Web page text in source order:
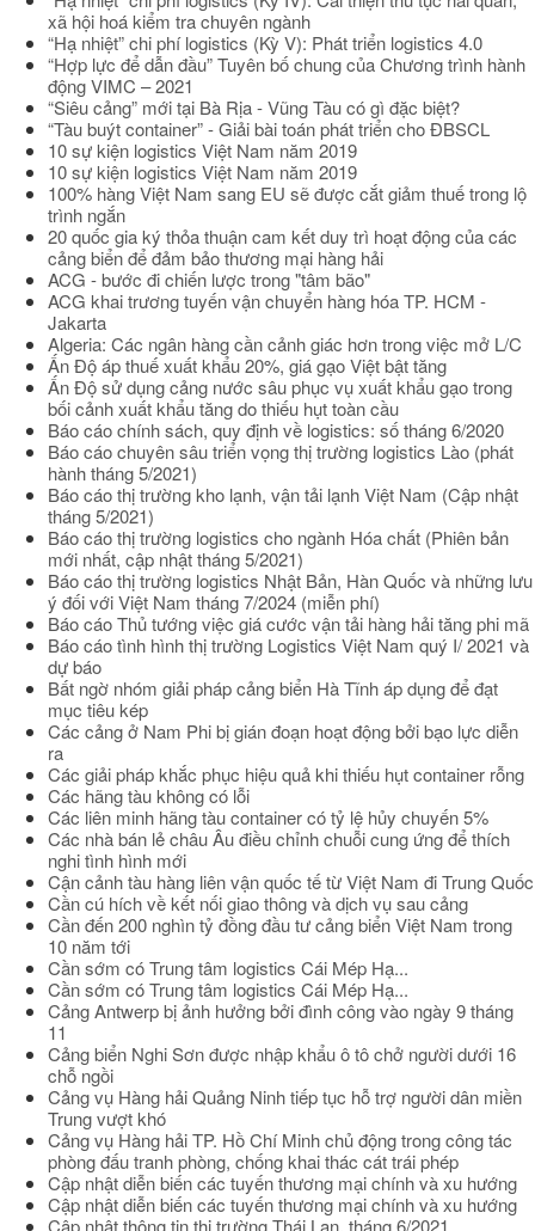
xã hội hoá kiểm tra chuyên ngành
“Hạ nhiệt” chi phí logistics (Kỳ V): Phát triển logistics 4.0
“Hợp lực để dẫn đầu” Tuyên bố chung của Chương trình hành
động VIMC – 2021
“Siêu cảng” mới tại Bà Rịa - Vũng Tàu có gì đặc biệt?
“Tàu buýt container” - Giải bài toán phát triển cho ĐBSCL
10 sự kiện logistics Việt Nam năm 2019
10 sự kiện logistics Việt Nam năm 2019
100% hàng Việt Nam sang EU sẽ được cắt giảm thuế trong lộ
trình ngắn
20 quốc gia ký thỏa thuận cam kết duy trì hoạt động của các
cảng biển để đảm bảo thương mại hàng hải
ACG - bước đi chiến lược trong "tâm bão"
ACG khai trương tuyến vận chuyển hàng hóa TP. HCM -
Jakarta
Algeria: Các ngân hàng cần cảnh giác hơn trong việc mở L/C
Ấn Độ áp thuế xuất khẩu 20%, giá gạo Việt bật tăng
Ấn Độ sử dụng cảng nước sâu phục vụ xuất khẩu gạo trong
bối cảnh xuất khẩu tăng do thiếu hụt toàn cầu
Báo cáo chính sách, quy định về logistics: số tháng 6/2020
Báo cáo chuyên sâu triển vọng thị trường logistics Lào (phát
hành tháng 5/2021)
Báo cáo thị trường kho lạnh, vận tải lạnh Việt Nam (Cập nhật
tháng 5/2021)
Báo cáo thị trường logistics cho ngành Hóa chất (Phiên bản
mới nhất, cập nhật tháng 5/2021)
Báo cáo thị trường logistics Nhật Bản, Hàn Quốc và những lưu
ý đối với Việt Nam tháng 7/2024 (miễn phí)
Báo cáo Thủ tướng việc giá cước vận tải hàng hải tăng phi mã
Báo cáo tình hình thị trường Logistics Việt Nam quý I/ 2021 và
dự báo
Bất ngờ nhóm giải pháp cảng biển Hà Tĩnh áp dụng để đạt
mục tiêu kép
Các cảng ở Nam Phi bị gián đoạn hoạt động bởi bạo lực diễn
ra
Các giải pháp khắc phục hiệu quả khi thiếu hụt container rỗng
Các hãng tàu không có lỗi
Các liên minh hãng tàu container có tỷ lệ hủy chuyến 5%
Các nhà bán lẻ châu Âu điều chỉnh chuỗi cung ứng để thích
nghi tình hình mới
Cận cảnh tàu hàng liên vận quốc tế từ Việt Nam đi Trung Quốc
Cần cú hích về kết nối giao thông và dịch vụ sau cảng
Cần đến 200 nghìn tỷ đồng đầu tư cảng biển Việt Nam trong
10 năm tới
Cần sớm có Trung tâm logistics Cái Mép Hạ...
Cần sớm có Trung tâm logistics Cái Mép Hạ...
Cảng Antwerp bị ảnh hưởng bởi đình công vào ngày 9 tháng
11
Cảng biển Nghi Sơn được nhập khẩu ô tô chở người dưới 16
chỗ ngồi
Cảng vụ Hàng hải Quảng Ninh tiếp tục hỗ trợ người dân miền
Trung vượt khó
Cảng vụ Hàng hải TP. Hồ Chí Minh chủ động trong công tác
phòng đấu tranh phòng, chống khai thác cát trái phép
Cập nhật diễn biến các tuyến thương mại chính và xu hướng
Cập nhật diễn biến các tuyến thương mại chính và xu hướng
Cập nhật thông tin thị trường Thái Lan, tháng 6/2021